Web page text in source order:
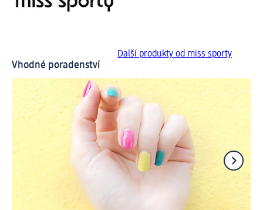
Další produkty od miss sporty
Vhodné poradenství